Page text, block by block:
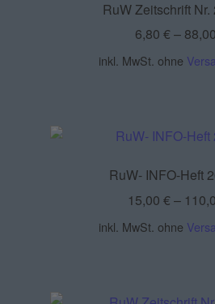
RuW Zeitschrift Nr.
6,80 €– 88,00
inkl. MwSt. ohne
RuW- INFO-Heft
15,00 €–
inkl. MwSt. ohne